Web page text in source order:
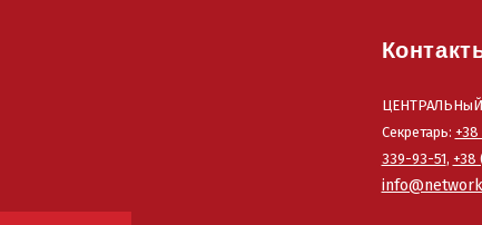
Секретарь:
339-93-51, +38